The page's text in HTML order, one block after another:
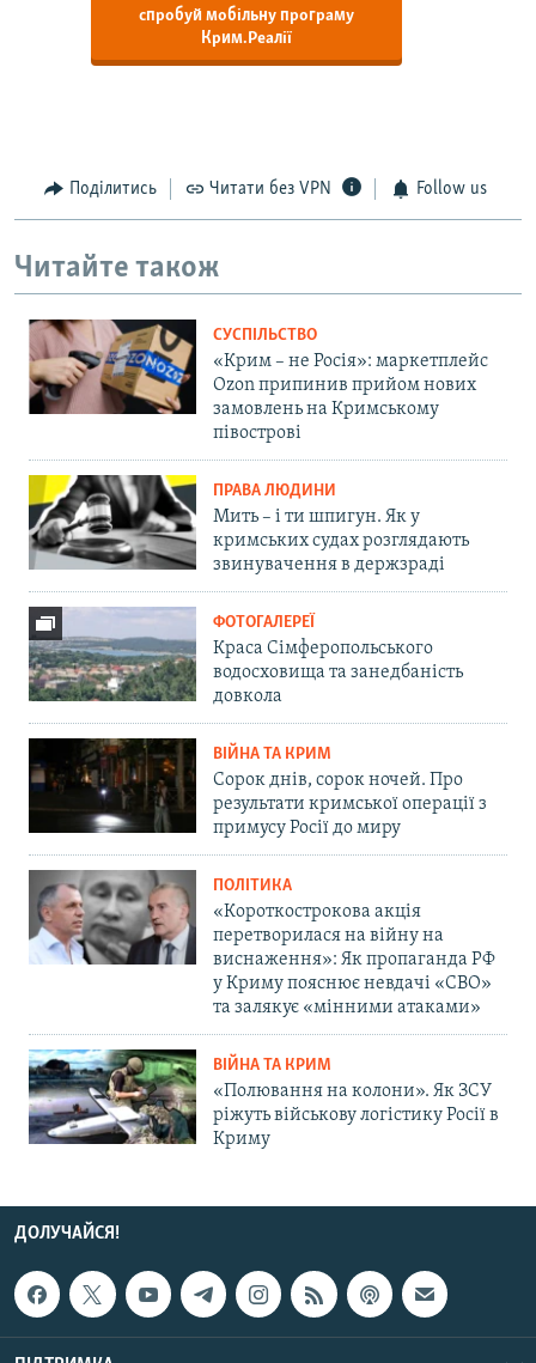
спробуй мобільну програму
Крим.Реалії
Поділитись Читати без VPN Follow us
Читайте також
СУСПІЛЬСТВО
«Крим – не Росія»: маркетплейс
Ozon припинив прийом нових
замовлень на Кримському
півострові
ПРАВА ЛЮДИНИ
Мить – і ти шпигун. Як у
кримських судах розглядають
звинувачення в держзраді
ФОТОГАЛЕРЕЇ
Краса Сімферопольського
водосховища та занедбаність
довкола
ВІЙНА ТА КРИМ
Сорок днів, сорок ночей. Про
результати кримської операції з
примусу Росії до миру
ПОЛІТИКА
«Короткострокова акція
перетворилася на війну на
виснаження»: Як пропаганда РФ
у Криму пояснює невдачі «СВО»
та залякує «мінними атаками»
ВІЙНА ТА КРИМ
«Полювання на колони». Як ЗСУ
ріжуть військову логістику Росії в
Криму
ДОЛУЧАЙСЯ!